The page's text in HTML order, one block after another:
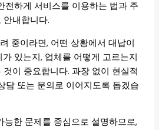
전하게 서비스를 이용하는 법과 주
안내합니다.
중이라면, 어떤 상황에서 대납이
있는지, 업체를 어떻게 고르는지
이 중요합니다. 과장 없이 현실적
담 또는 문의로 이어지도록 돕겠습
능한 문제를 중심으로 설명하므로,